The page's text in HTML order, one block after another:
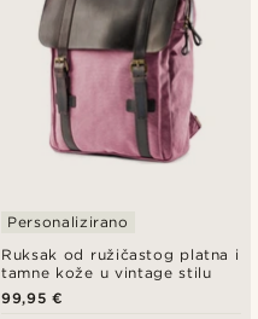
Ruksak od ružičastog platna i
tamne kože u vintage stilu
Personalizirano
99,95 €